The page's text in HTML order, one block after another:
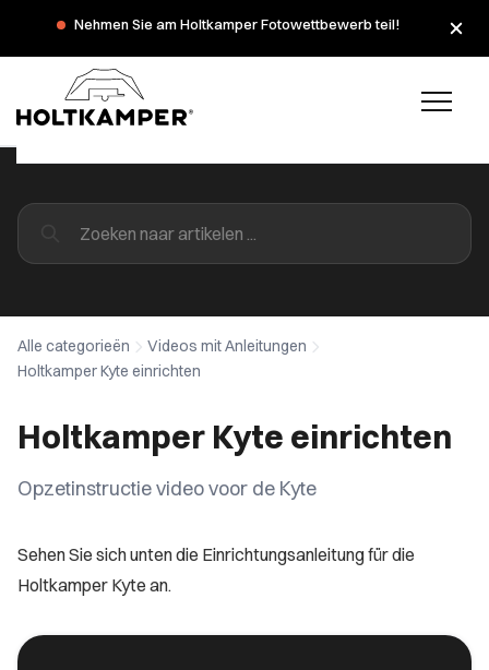
Nehmen Sie am Holtkamper Fotowettbewerb teil!
und 10. August, geschlossen.
Alle categorieën
Videos mit Anleitungen
Holtkamper Kyte einrichten
Holtkamper Kyte einrichten
Opzetinstructie video voor de Kyte
Sehen Sie sich unten die Einrichtungsanleitung für die
Holtkamper Kyte an.